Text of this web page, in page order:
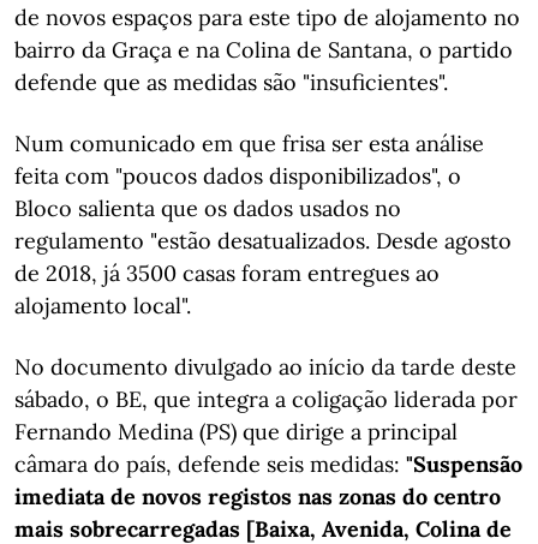
de novos espaços para este tipo de alojamento no
bairro da Graça e na Colina de Santana, o partido
defende que as medidas são "insuficientes".
Num comunicado em que frisa ser esta análise
feita com "poucos dados disponibilizados", o
Bloco salienta que os dados usados no
regulamento "estão desatualizados. Desde agosto
de 2018, já 3500 casas foram entregues ao
alojamento local".
No documento divulgado ao início da tarde deste
sábado, o BE, que integra a coligação liderada por
Fernando Medina (PS) que dirige a principal
câmara do país, defende seis medidas: "Suspensão
imediata de novos registos nas zonas do centro
mais sobrecarregadas [Baixa, Avenida, Colina de